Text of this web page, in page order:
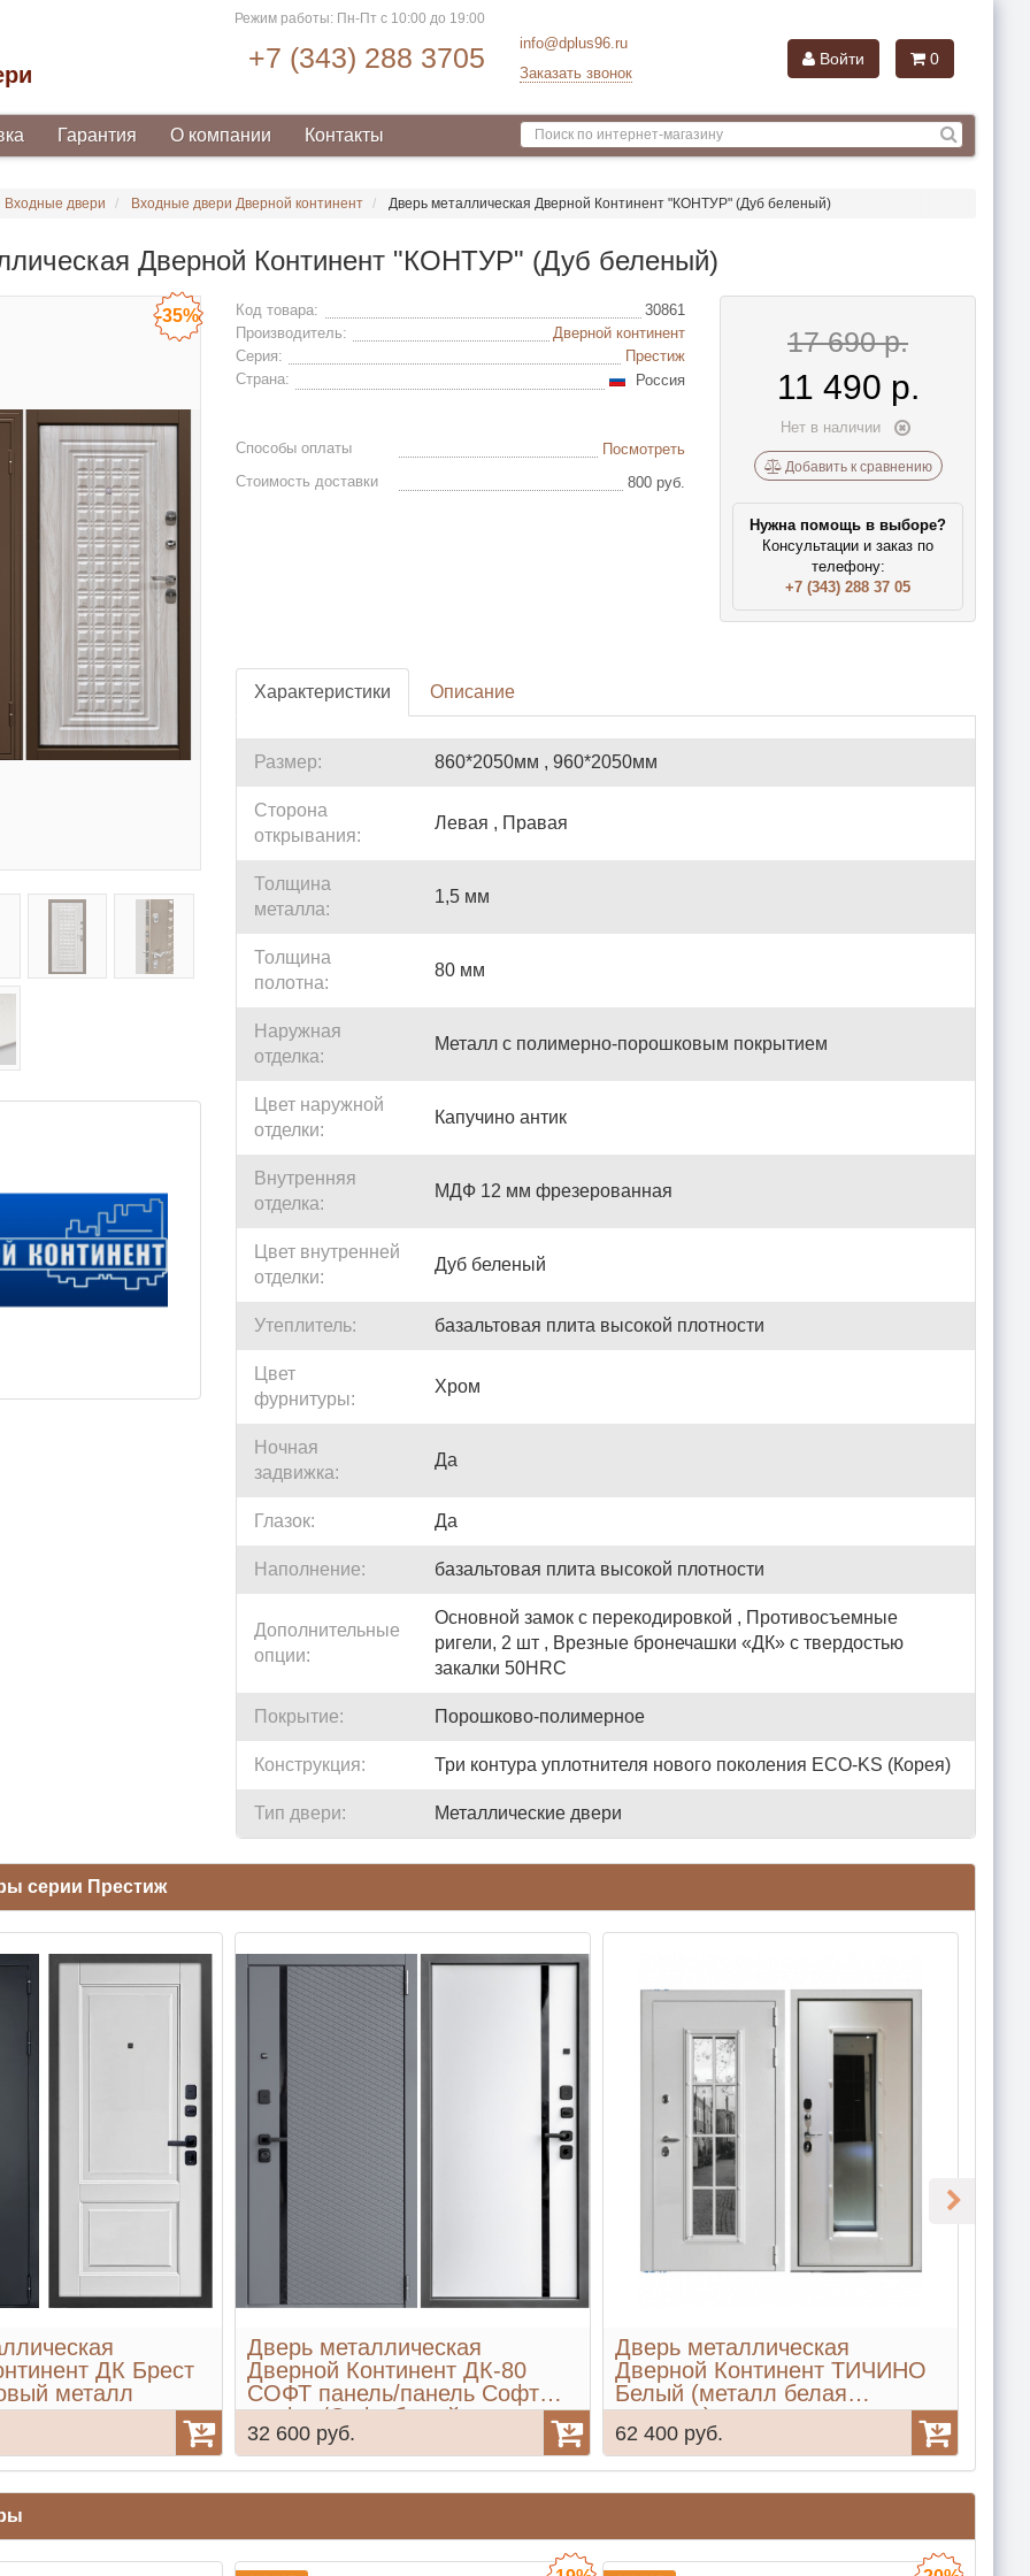
Режим работы: Пн-Пт с 10:00 до 19:00
+7 (343) 288 3705
info@dplus96.ru
Заказать звонок
Войти 0
Гарантия О компании Контакты
Входные двери Входные двери Дверной континент Дверь металлическая Дверной Континент "КОНТУР" (Дуб беленый)
Дверной Континент "КОНТУР" (Дуб беленый)
-35% Код товара:
30861
Производитель:
Дверной континент
Серия:
Престиж
Страна:
Россия
Способы оплаты
Посмотреть
Стоимость доставки
800 руб.
17 690 р.
11 490 р.
Нет в наличии
Добавить к сравнению
Нужна помощь в выборе?
Консультации и заказ по
телефону:
+7 (343) 288 37 05
Характеристики Описание
Размер: 860*2050мм , 960*2050мм
Сторона
открывания:
Левая , Правая
Толщина
металла:
1,5 мм
Толщина
полотна:
80 мм
Наружная
отделка:
Металл с полимерно-порошковым покрытием
Цвет наружной
отделки:
Капучино антик
Внутренняя
отделка:
МДФ 12 мм фрезерованная
Цвет внутренней
отделки:
Дуб беленый
Утеплитель: базальтовая плита высокой плотности
Цвет
фурнитуры:
Хром
Ночная
задвижка:
Да
Глазок: Да
Наполнение: базальтовая плита высокой плотности
Дополнительные
опции:
Основной замок с перекодировкой , Противосъемные
ригели, 2 шт , Врезные бронечашки «ДК» с твердостью
закалки 50HRC
Покрытие: Порошково-полимерное
Конструкция: Три контура уплотнителя нового поколения ECO-KS (Корея)
Тип двери: Металлические двери
серии Престиж
ДК Брест
металл
Дверь металлическая
Дверной Континент ДК-80
СОФТ панель/панель Софт
графит/Софт белый снег
32 600 руб.
Дверь металлическая
Дверной Континент ТИЧИНО
Белый (металл белая
шагрень)
62 400 руб.